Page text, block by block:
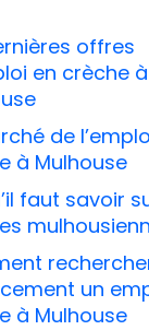
offres
en crèche à
de
à Mulhouse
faut savoir
un
à Mulhouse